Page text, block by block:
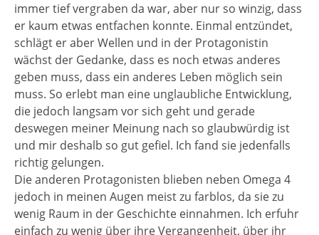
immer tief vergraben da war, aber nur so winzig, dass
er kaum etwas entfachen konnte. Einmal entzündet,
schlägt er aber Wellen und in der Protagonistin
wächst der Gedanke, dass es noch etwas anderes
geben muss, dass ein anderes Leben möglich sein
muss. So erlebt man eine unglaubliche Entwicklung,
die jedoch langsam vor sich geht und gerade
deswegen meiner Meinung nach so glaubwürdig ist
und mir deshalb so gut gefiel. Ich fand sie jedenfalls
richtig gelungen.
Die anderen Protagonisten blieben neben Omega 4
jedoch in meinen Augen meist zu farblos, da sie zu
wenig Raum in der Geschichte einnahmen. Ich erfuhr
einfach zu wenig über ihre Vergangenheit, über ihr